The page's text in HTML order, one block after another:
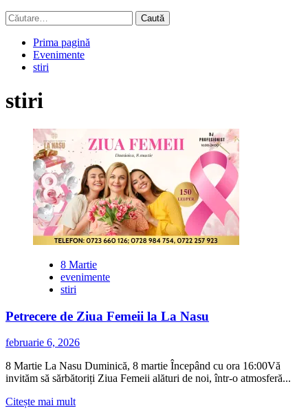
Caută
după:
Prima pagină
Evenimente
stiri
stiri
8 Martie
evenimente
stiri
Petrecere de Ziua Femeii la La Nasu
februarie 6, 2026
8 Martie La Nasu Duminică, 8 martie Începând cu ora 16:00Vă
invităm să sărbătoriți Ziua Femeii alături de noi, într-o atmosferă...
Citește mai multCitește